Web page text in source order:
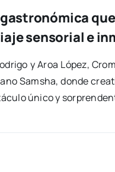
sensorial e
y Aroa López,
Samsha, don­de
úni­co y